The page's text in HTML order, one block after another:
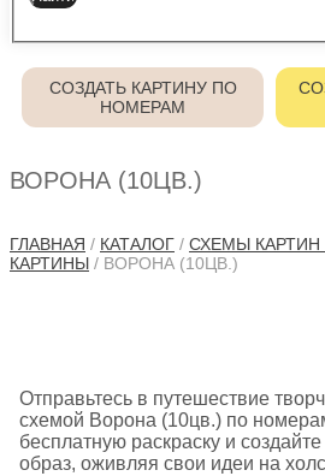
СОЗДАТЬ КАРТИНУ ПО
НОМЕРАМ
ВОРОНА (10ЦВ.)
ГЛАВНАЯ / КАТАЛОГ / СХЕМЫ
КАРТИНЫ / ВОРОНА (10ЦВ.)
Отправьтесь в путешествие
схемой Ворона (10цв.) по
бесплатную раскраску и
образ, оживляя свои идеи на